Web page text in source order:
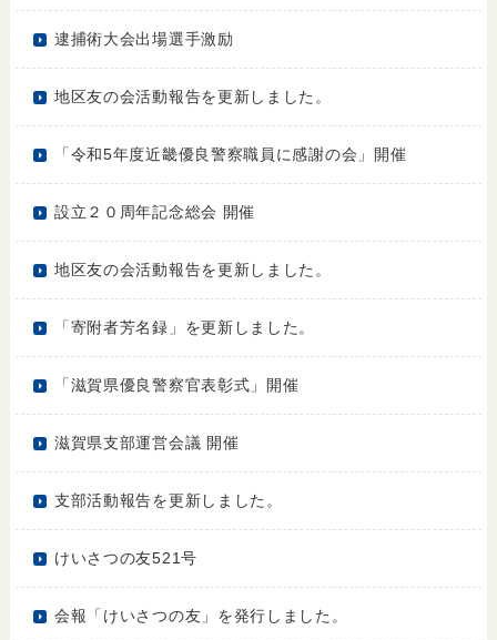
逮捕術大会出場選手激励
地区友の会活動報告を更新しました。
「令和5年度近畿優良警察職員に感謝の会」開催
設立２０周年記念総会 開催
地区友の会活動報告を更新しました。
「寄附者芳名録」を更新しました。
「滋賀県優良警察官表彰式」開催
滋賀県支部運営会議 開催
支部活動報告を更新しました。
けいさつの友521号
会報「けいさつの友」を発行しました。